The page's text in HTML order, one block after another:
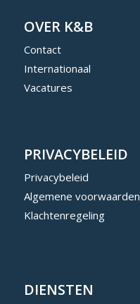
OVER K&B
Contact
Internationaal
Vacatures
PRIVACYBELEID
Privacybeleid
Algemene voorwaarden
Klachtenregeling
DIENSTEN